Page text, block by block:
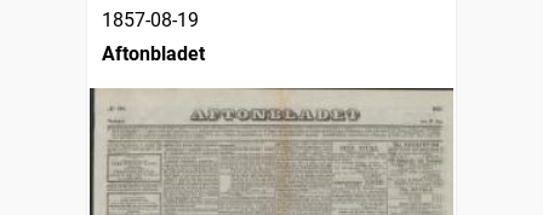
1857-08-19
Aftonbladet